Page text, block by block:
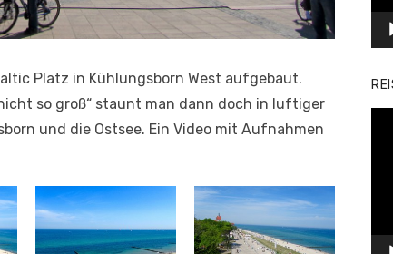
Platz in Kühlungsborn West aufgebaut.
so groß“ staunt man dann doch in luftiger
und die Ostsee. Ein Video mit Aufnahmen